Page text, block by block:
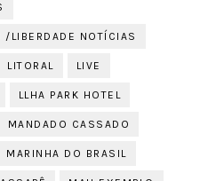
LIBERDADE NOTÍCIAS
LITORAL LIVE
LLHA PARK HOTEL
MANDADO CASSADO
MARINHA DO BRASIL